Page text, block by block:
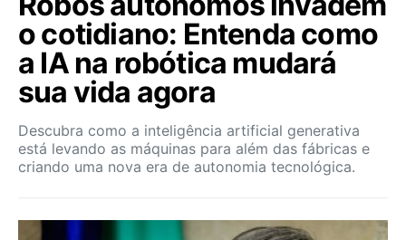
o cotidiano: Entenda como
a IA na robótica mudará
sua vida agora
Descubra como a inteligência artificial generativa
está levando as máquinas para além das fábricas e
criando uma nova era de autonomia tecnológica.